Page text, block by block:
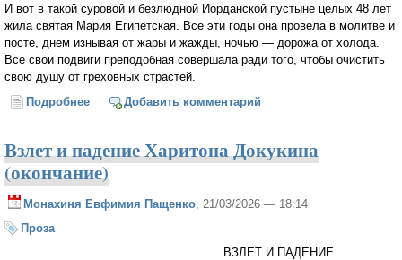
И вот в такой суровой и безлюдной Иорданской пустыне целых 48 лет
жила святая Мария Египетская. Все эти годы она провела в молитве и
посте, днем изнывая от жары и жажды, ночью — дорожа от холода.
Все свои подвиги преподобная совершала ради того, чтобы очистить
свою душу от греховных страстей.
Подробнее о Преподобная Мария Египетская
Добавить комментарий
Взлет и падение Харитона Докукина
(окончание)
Монахиня Евфимия Пащенко, 21/03/2026 — 18:14
Проза
ВЗЛЕТ И ПАДЕНИЕ